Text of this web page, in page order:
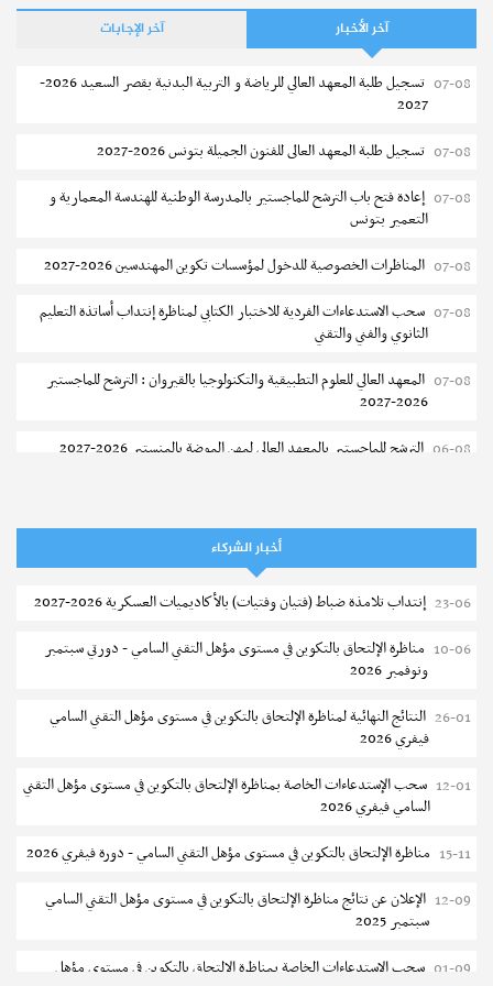
آخر الأخبار آخر الإجابات
07-08
تسجيل طلبة المعهد العالي للرياضة و التربية البدنية بقصر السعيد 2026-
2027
07-08 تسجيل طلبة المعهد العالى للفنون الجميلة بتونس 2026-2027
07-08 إعادة فتح باب الترشح للماجستير بالمدرسة الوطنية للهندسة المعمارية و
التعمير بتونس
07-08 المناظرات الخصوصية للدخول لمؤسسات تكوين المهندسين 2026-2027
07-08 سحب الاستدعاءات الفردية للاختبار الكتابي لمناظرة إنتداب أساتذة التعليم
الثانوي والفني والتقني
07-08 المعهد العالي للعلوم التطبيقية والتكنولوجيا بالقيروان : الترشح للماجستير
2026-2027
06-08 الترشح للماجستير بالمعهد العالي لمهن الموضة بالمنستير 2026-2027
تمديد آجال الترشح للماجستير بالمعهد العالي لعلوم و تقنيات المياه بقابس
2026-2027
05-08
بلاغ حول مواعيد الترسيم المدرسي عن بعد بعنوان السنة الدراسية 2026-
الإعلان عن نتائج الدورة الرئيسية للتوجيه الجامعي - باكالوريا 2026
05-08 فتح مناظرة لإنتداب عرفاء بسلك الحرس الوطني لسنة 2026
المعهد العالي للرياضة و التربية البدنية بقصر السعيد : ترسيم السنوات الثانية
كلية العلوم الإقتصادية والتصرف بسوسة : الترشح لماجستير مهني جديد
05-08
أخبار الشركاء
23-06 إنتداب تلامذة ضباط (فتيان وفتيات) بالأكاديميات العسكرية 2026-2027
10-06 مناظرة الإلتحاق بالتكوين في مستوى مؤهل التقني السامي - دورتي سبتمبر
ونوفمبر 2026
26-01 النتائج النهائية لمناظرة الإلتحاق بالتكوين في مستوى مؤهل التقني السامي
فيفري 2026
12-01 سحب الإستدعاءات الخاصة بمناظرة الإلتحاق بالتكوين في مستوى مؤهل التقني
السامي فيفري 2026
15-11 مناظرة الإلتحاق بالتكوين في مستوى مؤهل التقني السامي - دورة فيفري 2026
12-09 الإعلان عن نتائج مناظرة الإلتحاق بالتكوين في مستوى مؤهل التقني السامي
سبتمبر 2025
01-09 سحب الإستدعاءات الخاصة بمناظرة الإلتحاق بالتكوين في مستوى مؤهل